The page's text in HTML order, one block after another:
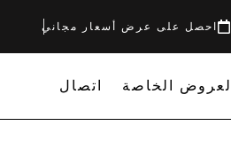
احصل على عرض أسعار مجاني
العروض الخاصة اتصال